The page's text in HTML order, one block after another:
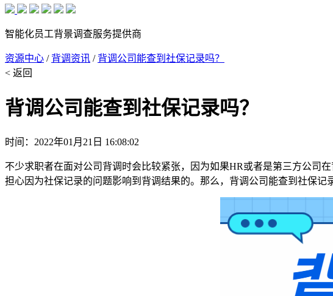
智能化员工背景调查服务提供商
资源中心 / 背调资讯 / 背调公司能查到社保记录吗？
< 返回
背调公司能查到社保记录吗？
时间：2022年01月21日 16:08:02
不少求职者在面对公司背调时会比较紧张，因为如果HR或者是第三方公司
担心因为社保记录的问题影响到背调结果的。那么，背调公司能查到社保记